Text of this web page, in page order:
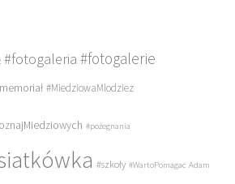
#fotogaleria #fotogalerie
#MiedziowaMlodziez
#pożegnania
#szkoły #WartoPomagac Adam